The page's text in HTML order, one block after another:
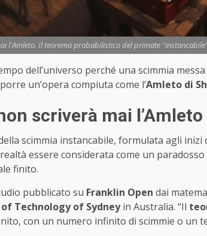
l'Amleto. Il teorema probabilistico del primate
dell’universo perché una scimmia
un’opera compiuta come l’Amleto di
scriverà mai l’Amleto
scimmia instancabile, formulata agli
essere considerata come un
finito.
pubblicato su Franklin Open dai
Technology of Sydneyin Australia. “Il
con un numero infinito di scimmie o un